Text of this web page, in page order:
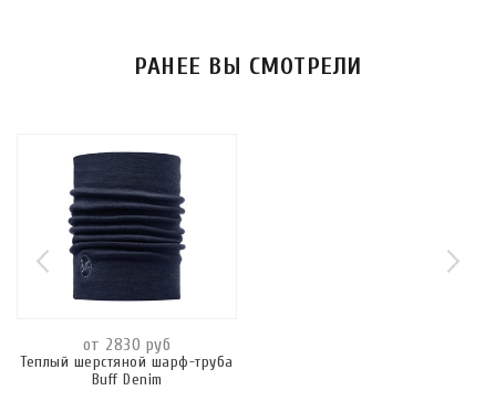
РАНЕЕ ВЫ СМОТРЕЛИ
от 2830 руб
Теплый шерстяной шарф-труба
Buff Denim